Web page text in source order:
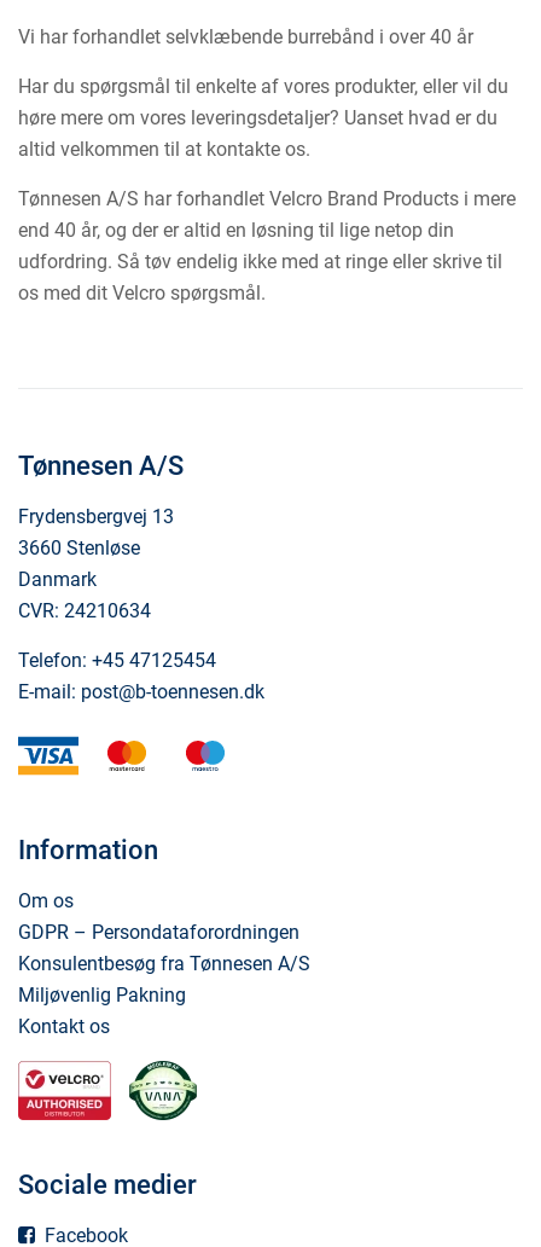
Vi har forhandlet selvklæbende burrebånd i over 40 år
Har du spørgsmål til enkelte af vores produkter, eller vil du
høre mere om vores leveringsdetaljer? Uanset hvad er du
altid velkommen til at kontakte os.
Tønnesen A/S har forhandlet Velcro Brand Products i mere
end 40 år, og der er altid en løsning til lige netop din
udfordring. Så tøv endelig ikke med at ringe eller skrive til
os med dit Velcro spørgsmål.
Tønnesen A/S
Frydensbergvej 13
3660 Stenløse
Danmark
CVR: 24210634
Telefon: +45 47125454
E-mail: post@b-toennesen.dk
visa mastercard
Information
Om os
GDPR – Persondataforordningen
Konsulentbesøg fra Tønnesen A/S
Miljøvenlig Pakning
Kontakt os
Sociale medier
Facebook